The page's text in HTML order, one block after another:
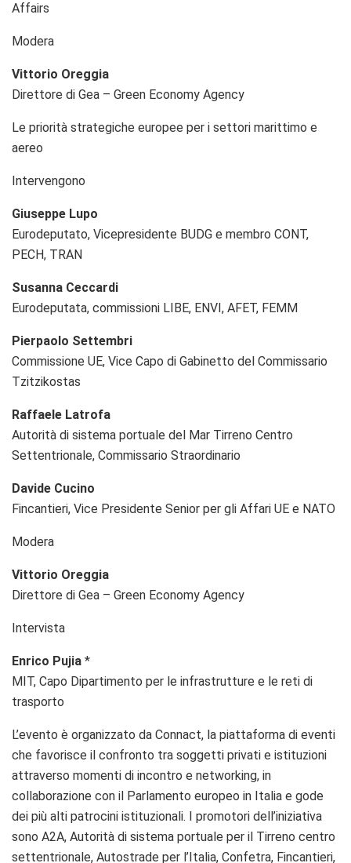
Affairs
Modera
Vittorio Oreggia
Direttore di Gea – Green Economy Agency
Le priorità strategiche europee per i settori marittimo e
aereo
Intervengono
Giuseppe Lupo
Eurodeputato, Vicepresidente BUDG e membro CONT,
PECH, TRAN
Susanna Ceccardi
Eurodeputata, commissioni LIBE, ENVI, AFET, FEMM
Pierpaolo Settembri
Commissione UE, Vice Capo di Gabinetto del Commissario
Tzitzikostas
Raffaele Latrofa
Autorità di sistema portuale del Mar Tirreno Centro
Settentrionale, Commissario Straordinario
Davide Cucino
Fincantieri, Vice Presidente Senior per gli Affari UE e NATO
Modera
Vittorio Oreggia
Direttore di Gea – Green Economy Agency
Intervista
Enrico Pujia *
MIT, Capo Dipartimento per le infrastrutture e le reti di
trasporto
L’evento è organizzato da Connact, la piattaforma di eventi
che favorisce il confronto tra soggetti privati e istituzioni
attraverso momenti di incontro e networking, in
collaborazione con il Parlamento europeo in Italia e gode
dei più alti patrocini istituzionali. I promotori dell’iniziativa
sono A2A, Autorità di sistema portuale per il Tirreno centro
settentrionale, Autostrade per l’Italia, Confetra, Fincantieri,